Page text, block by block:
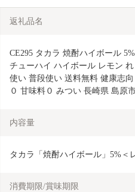
返礼品名
CE295 タカラ 焼酎ハイボール
チューハイ ハイボール レモン
使い 普段使い 送料無料 健康志
０ 甘味料０ みつい 長崎県 島原
内容量
タカラ「焼酎ハイボール」5%＜
消費期限/賞味期限